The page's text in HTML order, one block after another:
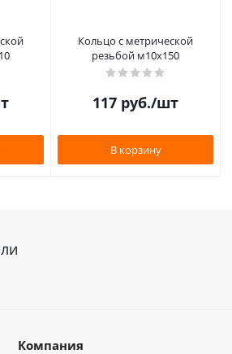
Кольцо с метрической
резьбой м10х150
117 руб./шт
В корзину
Компания